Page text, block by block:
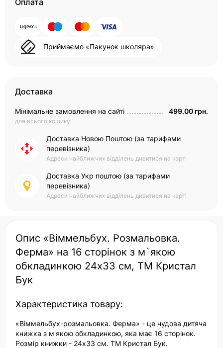
Оплата
Приймаємо «Пакунок школяра»
Доставка
Мінімальне замовлення на сайті
для всього кошику
499.00 грн.
Доставка Новою Поштою (за тарифами
перевізника)
Адреси найближчих відділень дивитися на карті
Доставка Укр поштою (за тарифами
перевізника)
Адреси найближчих відділень дивитися на карті
Опис «Віммельбух. Розмальовка.
Ферма» на 16 сторінок з м`якою
обкладинкою 24х33 см, ТМ Кристал
Бук
Характеристика товару:
«Віммельбух-розмальовка. Ферма» - це чудова дитяча
книжка з м'якою обкладинкою, яка має 16 сторінок.
Розмір книжки - 24х33 см. ТМ Кристал Бук.